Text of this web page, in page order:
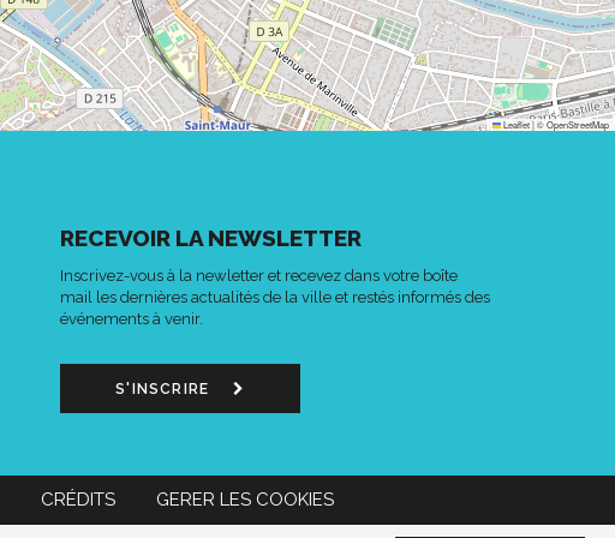
Leaflet|©OpenStreetMap
RECEVOIR LA NEWSLETTER
Inscrivez-vous à la newletter et recevez dans votre boîte
mail les dernières actualités de la ville et restés informés des
événements à venir.
S'INSCRIRE
CRÉDITS GERER LES COOKIES